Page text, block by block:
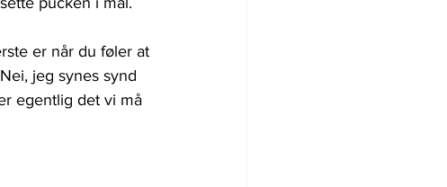
er når du føler at
jeg synes synd
egentlig det vi må